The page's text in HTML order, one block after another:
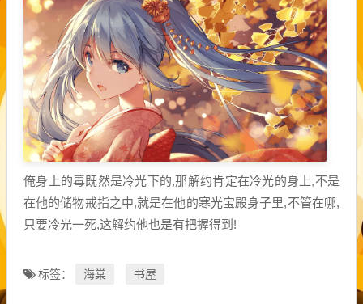
俺身上的毒既然是冷光下的,那解约肯定在冷光的身上,不是
在他的储物戒指之中,就是在他的寒光宝殿身子里,不管在哪,
只要冷光一死,这解约他也是有把握得到!
标签： 海棠 书屋